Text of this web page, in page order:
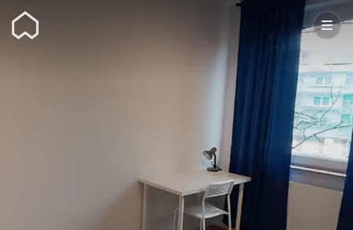
Wunderflats